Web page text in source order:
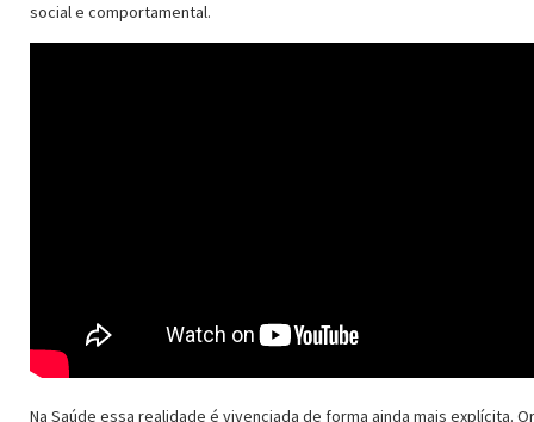
social e comportamental.
Na Saúde essa realidade é vivenciada de forma ainda mais explícita.